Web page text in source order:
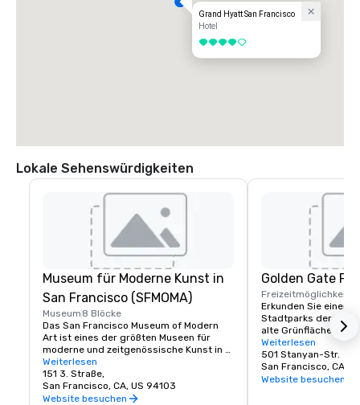
Grand Hyatt San Francisco
Hotel
4 von 5
Lokale Sehenswürdigkeiten
Museum für Moderne Kunst in
San Francisco (SFMOMA)
Museum 8 Blöcke
Das San Francisco Museum of Modern
Art ist eines der größten Museen für
moderne und zeitgenössische Kunst in
den Vereinigten Staaten und ein
blühendes Kulturzentrum der Bay Area.
Es erstreckt sich über sieben
Stockwerke und verfügt über ein Café
Weiterlesen
151 3. Straße,
San Francisco, CA, US 94103
Website besuchen
Golden Gate
Freizeitmöglichkeiten
Erkunden Sie einen
Stadtparks der Welt.
alte Grünfläche ist
Park in New York
davon für
ein sicherer Ort, um
Schätze wie die
Weiterlesen
501 Stanyan-Str.
San Francisco, CA,
Website besuchen